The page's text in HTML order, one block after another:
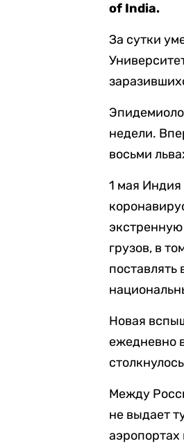
of India.
За сутки
недели.
восьми
1 мая Индия
грузов, в
Новая
ежедневно
Между
не выдает